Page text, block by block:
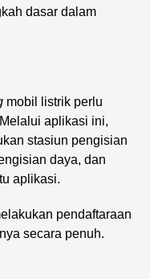
dasar dalam
mobil listrik perlu
aplikasi ini,
stasiun pengisian
daya, dan
aplikasi.
pendaftaraan
secara penuh.